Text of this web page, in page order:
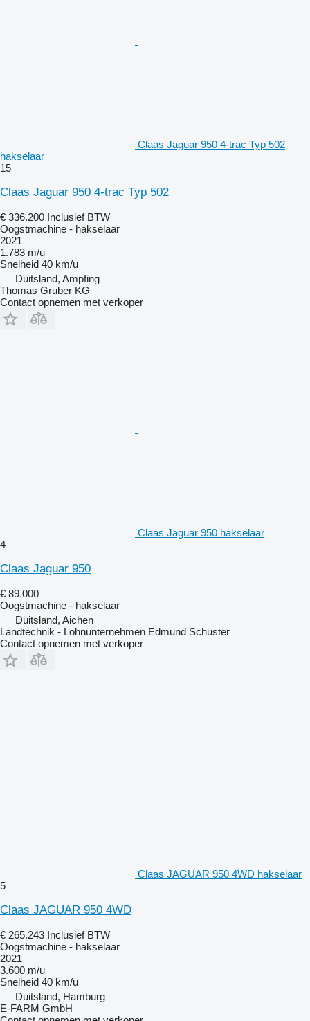
Claas Jaguar 950 4-trac Typ 502
hakselaar
15
Claas Jaguar 950 4-trac Typ 502
€ 336.200 Inclusief BTW
Oogstmachine - hakselaar
2021
1.783 m/u
Snelheid 40 km/u
Duitsland, Ampfing
Thomas Gruber KG
Contact opnemen met verkoper
Claas Jaguar 950 hakselaar
4
Claas Jaguar 950
€ 89.000
Oogstmachine - hakselaar
Duitsland, Aichen
Landtechnik - Lohnunternehmen Edmund Schuster
Contact opnemen met verkoper
Claas JAGUAR 950 4WD hakselaar
5
Claas JAGUAR 950 4WD
€ 265.243 Inclusief BTW
Oogstmachine - hakselaar
2021
3.600 m/u
Snelheid 40 km/u
Duitsland, Hamburg
E-FARM GmbH